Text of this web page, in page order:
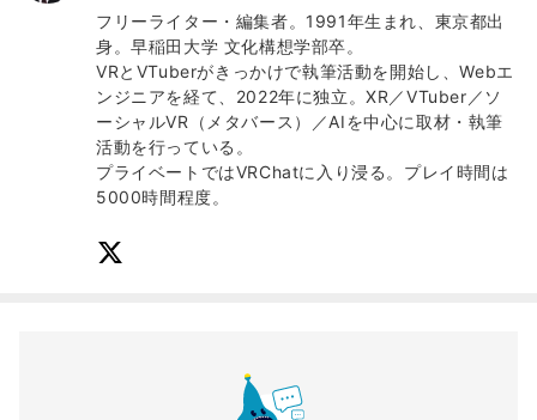
フリーライター・編集者。1991年生まれ、東京都出
身。早稲田大学 文化構想学部卒。
VRとVTuberがきっかけで執筆活動を開始し、Webエ
ンジニアを経て、2022年に独立。XR／VTuber／ソ
ーシャルVR（メタバース）／AIを中心に取材・執筆
活動を行っている。
プライベートではVRChatに入り浸る。プレイ時間は
5000時間程度。